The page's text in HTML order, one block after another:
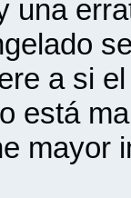
una
a si
está
mayor